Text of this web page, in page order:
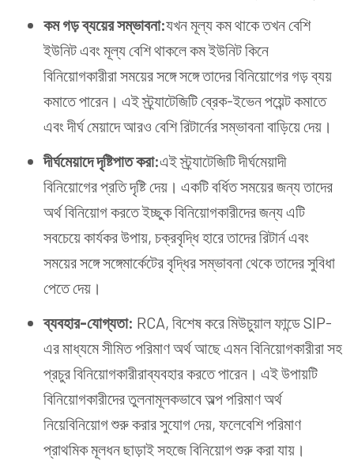
কমগড়ব্যয়েরসম্ভাবনা:যখন মূল্য কম থাকে তখন বেশি
ইউনিট এবং মূল্য বেশি থাকলে কম ইউনিট কিনে
বিনিয়োগকারীরা সময়ের সঙ্গে সঙ্গে তাদের বিনিয়োগের গড় ব্যয়
কমাতে পারেন। এই স্ট্র্যাটেজিটি ব্রেক-ইভেন পয়েন্ট কমাতে
এবং দীর্ঘ মেয়াদে আরও বেশি রিটার্নের সম্ভাবনা বাড়িয়ে দেয়।
দীর্ঘমেয়াদে দৃষ্টিপাত করা:এই স্ট্র্যাটেজিটি দীর্ঘমেয়াদী
বিনিয়োগের প্রতি দৃষ্টি দেয়। একটি বর্ধিত সময়ের জন্য তাদের
অর্থ বিনিয়োগ করতে ইচ্ছুক বিনিয়োগকারীদের জন্য এটি
সবচেয়ে কার্যকর উপায়, চক্রবৃদ্ধি হারে তাদের রিটার্ন এবং
সময়ের সঙ্গে সঙ্গেমার্কেটের বৃদ্ধির সম্ভাবনা থেকে তাদের সুবিধা
পেতে দেয়।
ব্যবহার-যোগ্যতা: RCA, বিশেষ করে মিউচুয়াল ফান্ডে SIP-
এর মাধ্যমে সীমিত পরিমাণ অর্থ আছে এমন বিনিয়োগকারীরা সহ
প্রচুর বিনিয়োগকারীরাব্যবহার করতে পারেন। এই উপায়টি
বিনিয়োগকারীদের তুলনামূলকভাবে অল্প পরিমাণ অর্থ
নিয়েবিনিয়োগ শুরু করার সুযোগ দেয়, ফলেবেশি পরিমাণ
প্রাথমিক মূলধন ছাড়াই সহজে বিনিয়োগ শুরু করা যায়।